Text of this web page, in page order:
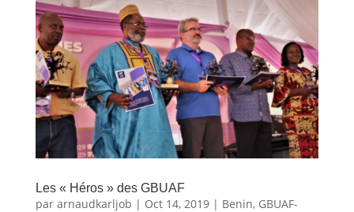
Les « Héros » des GBUAF
par arnaudkarljob | Oct 14, 2019| Benin, GBUAF-